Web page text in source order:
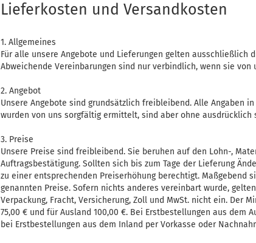
Konto erstellen
Lieferkosten und Versandkosten
1. Allgemeines
Für alle unsere Angebote und Lieferungen gelten ausschließlich
Abweichende Vereinbarungen sind nur verbindlich, wenn sie
2. Angebot
Unsere Angebote sind grundsätzlich freibleibend. Alle Angaben
wurden von uns sorgfältig ermittelt, sind aber ohne
3. Preise
Unsere Preise sind freibleibend. Sie beruhen auf den Lohn-,
Auftragsbestätigung. Sollten sich bis zum Tage der Lieferung
zu einer entsprechenden Preiserhöhung berechtigt. Maßgebend
genannten Preise. Sofern nichts anderes vereinbart wurde,
Verpackung, Fracht, Versicherung, Zoll und MwSt. nicht ein. Der
75,00 € und für Ausland 100,00 €. Bei Erstbestellungen aus dem
bei Erstbestellungen aus dem Inland per Vorkasse oder